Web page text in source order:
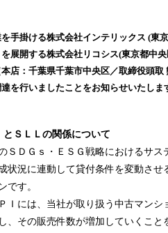
手掛ける株式会社インテリックス (
展開する株式会社リコシス(東京都中
店：千葉県千葉市中央区／取締役頭
を行いましたことをお知らせいたしま
ＳＬＬの関係について
ＳＤＧｓ・ＥＳＧ戦略におけるサ
状況に連動して貸付条件を変動さ
です。
Ｉには、当社が取り扱う中古マン
、その販売件数が増加していくこと